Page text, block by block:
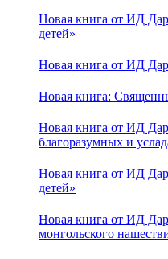
Новая книга от ИД
детей»
Новая книга от ИД
Новая книга:
Новая книга от ИД
благоразумных и
Новая книга от ИД
детей»
Новая книга от ИД
монгольского